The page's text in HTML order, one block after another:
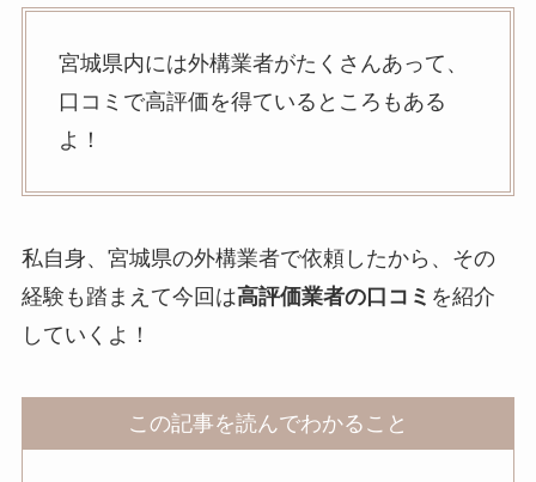
宮城県内には外構業者がたくさんあって、
口コミで高評価を得ているところもある
よ！
私自身、宮城県の外構業者で依頼したから、その
経験も踏まえて今回は高評価業者の口コミ を紹介
していくよ！
この記事を読んでわかること